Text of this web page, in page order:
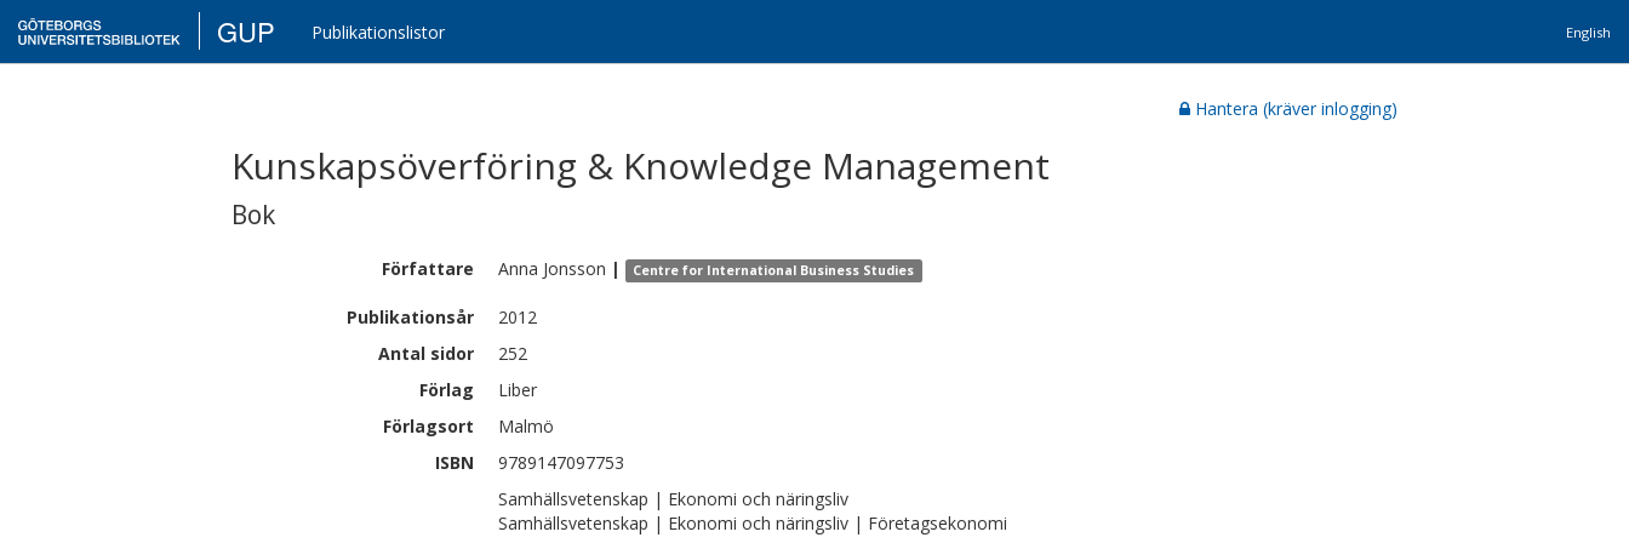
GUP Publikationslistor English
Hantera (kräver inlogging)
Kunskapsöverföring & Knowledge Management
Bok
Författare Anna Jonsson | Centre for International Business Studies
Publikationsår
2012
Antal sidor
252
Förlag
Liber
Förlagsort
Malmö
ISBN
9789147097753
Samhällsvetenskap | Ekonomi och näringsliv
Samhällsvetenskap | Ekonomi och näringsliv | Företagsekonomi